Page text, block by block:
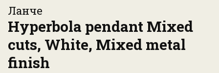
Ланче
Hyperbola pendant Mixed
cuts, White, Mixed metal
finish